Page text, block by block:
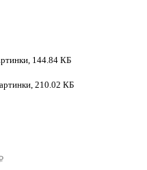
144.84 КБ
210.02 КБ